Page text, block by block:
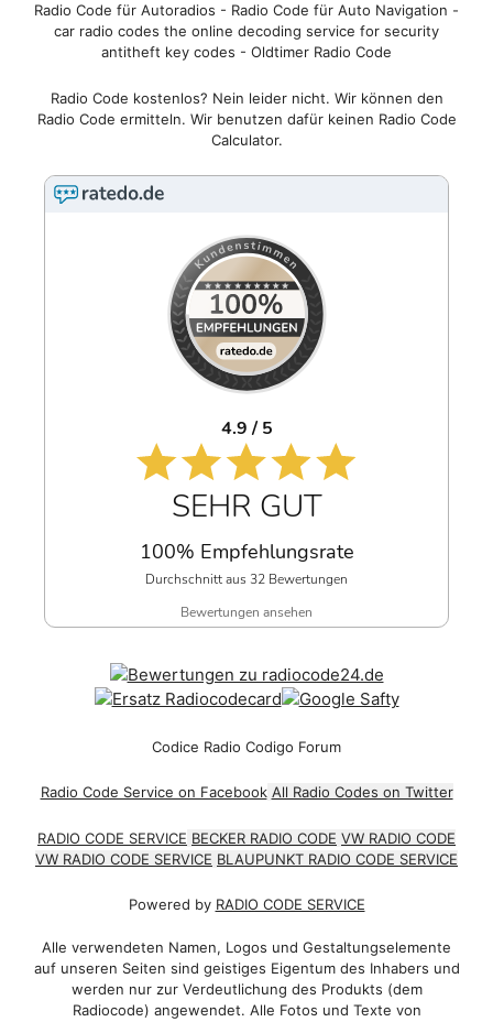
Radio Code für Autoradios - Radio Code für Auto Navigation -
car radio codes the online decoding service for security
antitheft key codes - Oldtimer Radio Code
Radio Code kostenlos? Nein leider nicht. Wir können den
Radio Code ermitteln. Wir benutzen dafür keinen Radio Code
Calculator.
4.9 / 5
SEHR GUT
100% Empfehlungsrate
Durchschnitt aus 32 Bewertungen
Bewertungen ansehen
Codice Radio Codigo Forum
Radio Code Service on Facebook All Radio Codes on Twitter
RADIO CODE SERVICE BECKER RADIO CODE VW RADIO CODE
VW RADIO CODE SERVICE BLAUPUNKT RADIO CODE SERVICE
Powered by RADIO CODE SERVICE
Alle verwendeten Namen, Logos und Gestaltungselemente
auf unseren Seiten sind geistiges Eigentum des Inhabers und
werden nur zur Verdeutlichung des Produkts (dem
Radiocode) angewendet. Alle Fotos und Texte von